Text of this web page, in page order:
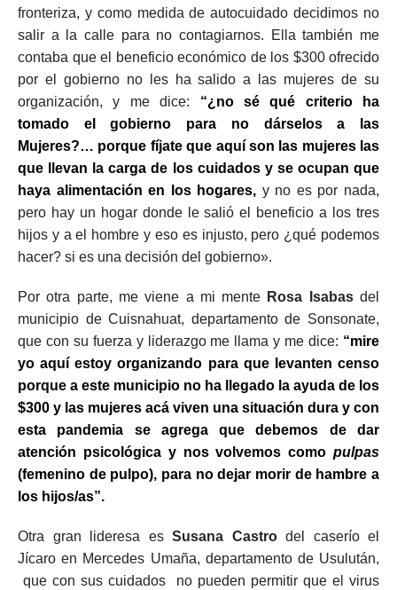
fronteriza, y como medida de autocuidado decidimos no
salir a la calle para no contagiarnos. Ella también me
contaba que el beneficio económico de los $300 ofrecido
por el gobierno no les ha salido a las mujeres de su
organización, y me dice: “¿no sé qué criterio ha
tomado el gobierno para no dárselos a las
Mujeres?… porque fíjate que aquí son las mujeres las
que llevan la carga de los cuidados y se ocupan que
haya alimentación en los hogares, y no es por nada,
pero hay un hogar donde le salió el beneficio a los tres
hijos y a el hombre y eso es injusto, pero ¿qué podemos
hacer? si es una decisión del gobierno».
Por otra parte, me viene a mi mente Rosa Isabasdel
municipio de Cuisnahuat, departamento de Sonsonate,
que con su fuerza y liderazgo me llama y me dice: “mire
yo aquí estoy organizando para que levanten censo
porque a este municipio no ha llegado la ayuda de los
$300 y las mujeres acá viven una situación dura y con
esta pandemia se agrega que debemos de dar
atención psicológica y nos volvemos como pulpas
(femenino de pulpo), para no dejar morir de hambre a
los hijos/as”.
Otra gran lideresa es Susana Castrodel caserío el
Jícaro en Mercedes Umaña, departamento de Usulután,
que con sus cuidados no pueden permitir que el virus